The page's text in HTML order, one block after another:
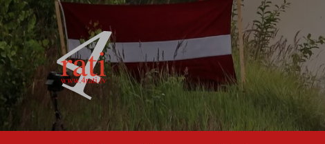
Skip
to
content